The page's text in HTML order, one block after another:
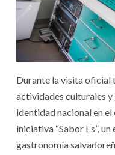
Durante la visita oficial
actividades culturales
identidad nacional en
iniciativa “Sabor Es”,
gastronomía